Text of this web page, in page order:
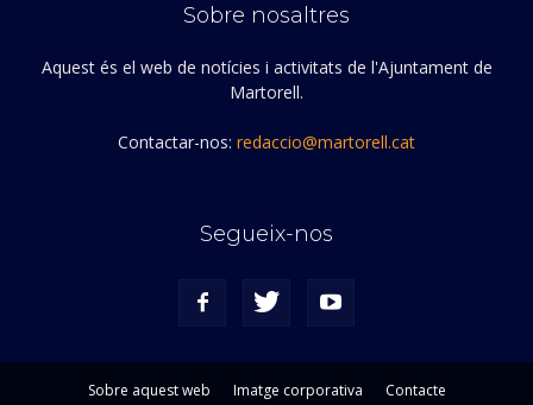
Sobre nosaltres
Aquest és el web de notícies i activitats de l'Ajuntament de
Martorell.
Contactar-nos: redaccio@martorell.cat
Segueix-nos
Sobre aquest web Imatge corporativa Contacte